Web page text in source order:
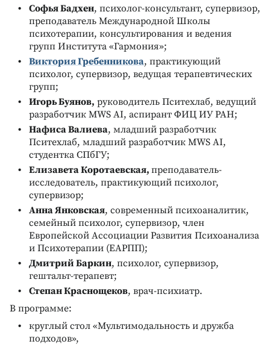
Софья Бадхен, психолог-консультант, супервизор,
преподаватель Международной Школы
психотерапии, консультирования и ведения
групп Института «Гармония»;
Виктория Гребенникова, практикующий
психолог, супервизор, ведущая терапевтических
групп;
Игорь Буянов, руководитель Пситехлаб, ведущий
разработчик MWS AI, аспирант ФИЦ ИУ РАН;
Нафиса Валиева, младший разработчик
Пситехлаб, младший разработчик MWS AI,
студентка СПбГУ;
Елизавета Коротаевская, преподаватель-
исследователь, практикующий психолог,
супервизор;
Анна Янковская, современный психоаналитик,
семейный психолог, супервизор, член
Европейской Ассоциации Развития Психоанализа
и Психотерапии (ЕАРПП);
Дмитрий Баркин, психолог, супервизор,
гештальт-терапевт;
Степан Краснощеков, врач-психиатр.
В программе:
круглый стол «Мультимодальность и дружба
подходов»,